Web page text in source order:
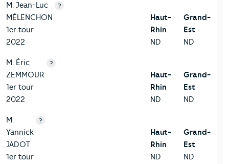
M. Jean-Luc
MÉLENCHON
1er tour
2022
?
Haut-
Rhin
ND
Grand-
Est
ND
M. Éric
ZEMMOUR
1er tour
2022
?
Haut-
Rhin
ND
Grand-
Est
ND
M.
Yannick
JADOT
1er tour
?
Haut-
Rhin
ND
Grand-
Est
ND